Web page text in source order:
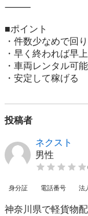
⸻
■ポイント
・件数少なめで回
・早く終われば早
・車両レンタル可能
・安定して稼げる
投稿者
ネクスト
男性
身分証 電話番号 法
神奈川県で軽貨物